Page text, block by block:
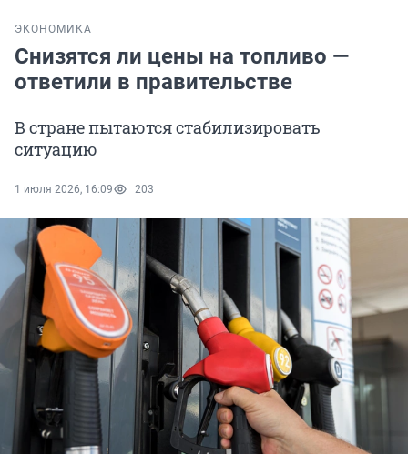
ЭКОНОМИКА
Снизятся ли цены на топливо —
ответили в правительстве
В стране пытаются стабилизировать
ситуацию
1 июля 2026, 16:09 203